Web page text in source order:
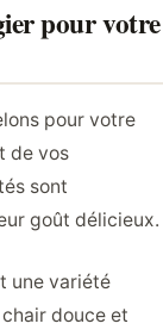
pour votre
pour votre
de vos
sont
goût délicieux.
une variété
douce et